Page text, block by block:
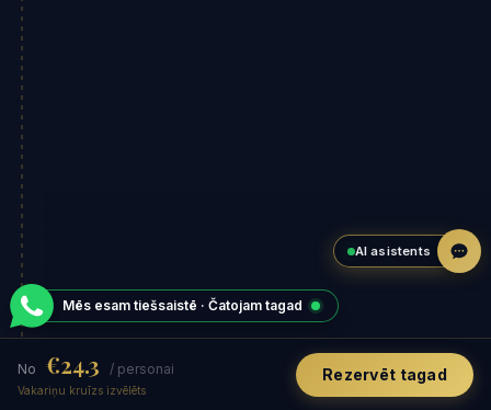
No €24.3 / personai
Vakariņu kruīzs izvēlēts
Rezervēt tagad
Mēs esam tiešsaistē · Čatojam tagad
AI asistents